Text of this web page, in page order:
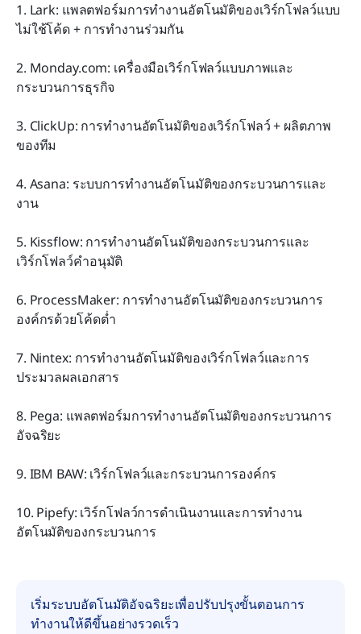
1. Lark: แพลตฟอร์มการทำงานอัตโนมัติของเวิร์กโฟลว์แบบ
ไม่ใช้โค้ด + การทำงานร่วมกัน
2. Monday.com: เครื่องมือเวิร์กโฟลว์แบบภาพและ
กระบวนการธุรกิจ
3. ClickUp: การทำงานอัตโนมัติของเวิร์กโฟลว์ + ผลิตภาพ
ของทีม
4. Asana: ระบบการทำงานอัตโนมัติของกระบวนการและ
งาน
5. Kissflow: การทำงานอัตโนมัติของกระบวนการและ
เวิร์กโฟลว์คำอนุมัติ
6. ProcessMaker: การทำงานอัตโนมัติของกระบวนการ
องค์กรด้วยโค้ดต่ำ
7. Nintex: การทำงานอัตโนมัติของเวิร์กโฟลว์และการ
ประมวลผลเอกสาร
8. Pega: แพลตฟอร์มการทำงานอัตโนมัติของกระบวนการ
อัจฉริยะ
9. IBM BAW: เวิร์กโฟลว์และกระบวนการองค์กร
10. Pipefy: เวิร์กโฟลว์การดำเนินงานและการทำงาน
อัตโนมัติของกระบวนการ
เริ่มระบบอัตโนมัติอัจฉริยะเพื่อปรับปรุงขั้นตอนการ
ทำงานให้ดีขึ้นอย่างรวดเร็ว